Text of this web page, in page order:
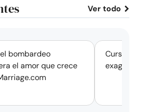
Ver todo
bombardeo
el amor que crece
Cursos